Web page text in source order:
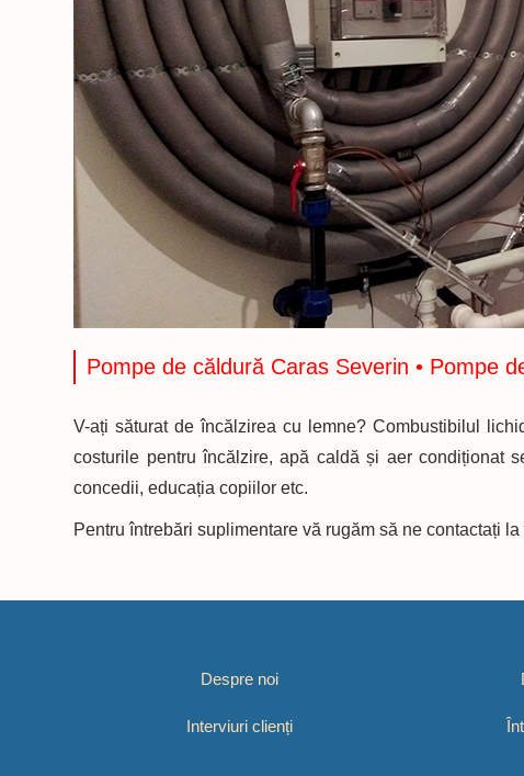
Pompe de căldură Caras Severin • Pompe
V-ați săturat de încălzirea cu lemne? Combustibilul
costurile pentru încălzire, apă caldă și aer condiționat
concedii, educația copiilor etc.
Pentru întrebări suplimentare vă rugăm să ne contactați
Despre noi
Interviuri clienți